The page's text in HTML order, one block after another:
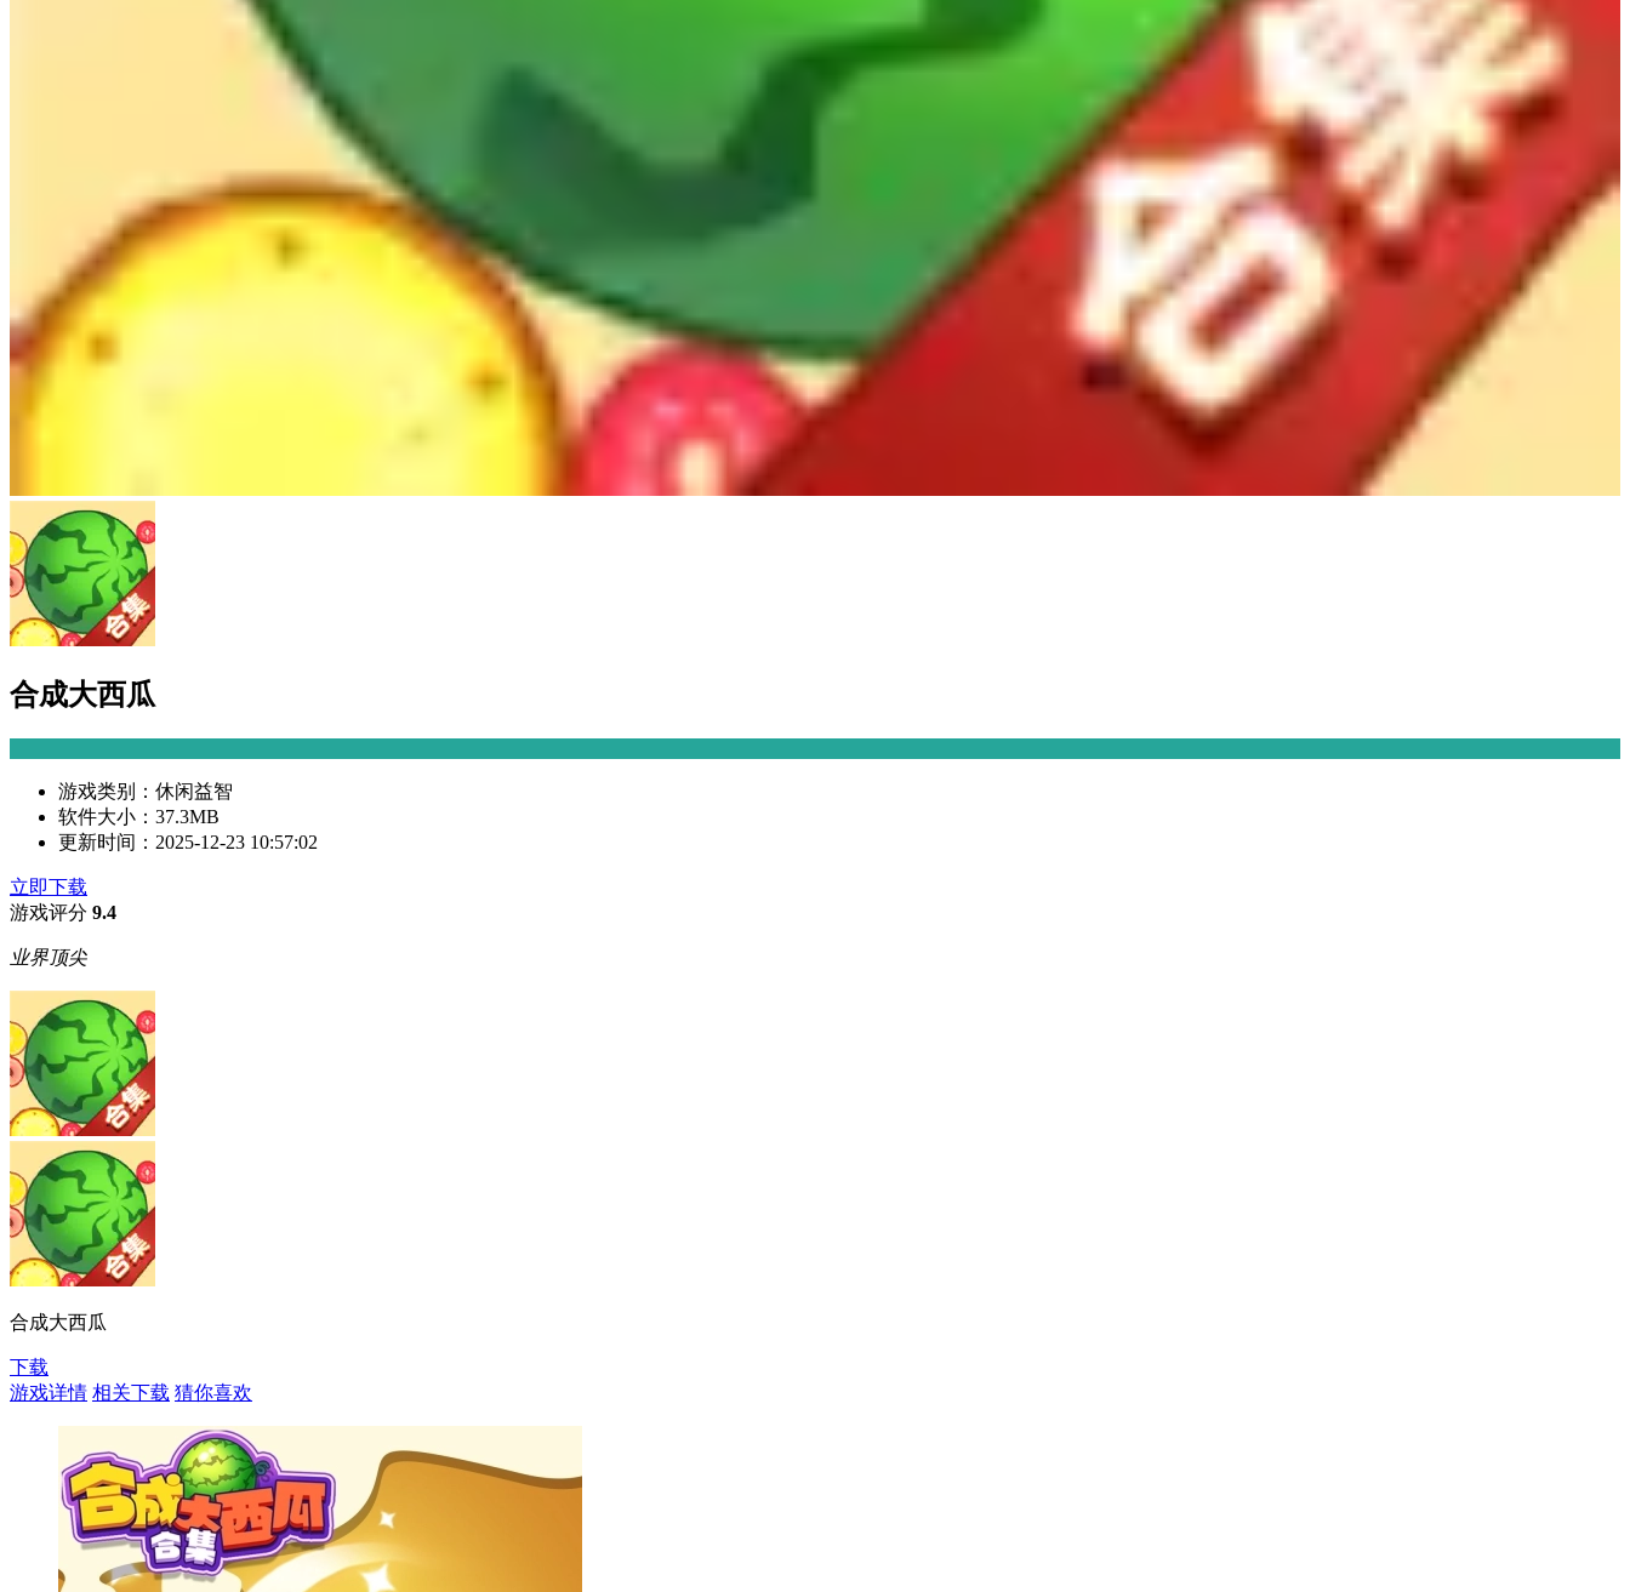
合成大西瓜
游戏类别： 休闲益智
软件大小： 37.3MB
更新时间： 2025-12-23 10:57:02
立即下载
游戏评分 9.4
业界顶尖
合成大西瓜
下载
游戏详情 相关下载 猜你喜欢